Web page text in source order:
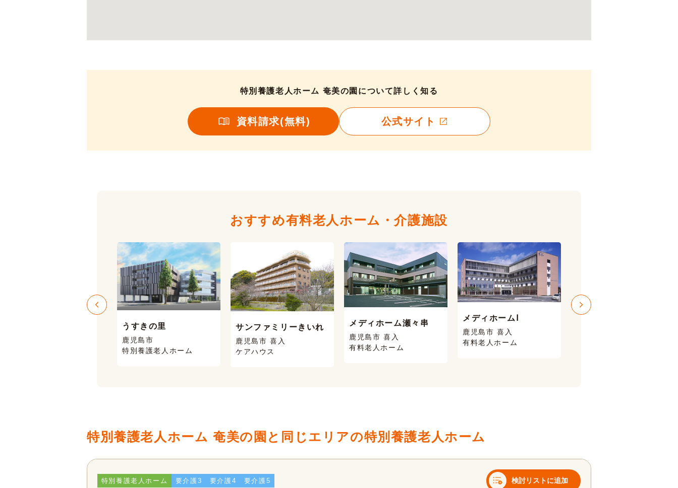
特別養護老人ホーム 奄美の園について詳しく知る
資料請求(無料) 公式サイト
おすすめ有料老人ホーム・介護施設
うすきの里
鹿児島市
特別養護老人ホーム
サンファミリーきいれ
鹿児島市 喜入
ケアハウス
メディホーム瀬々串
鹿児島市 喜入
有料老人ホーム
メディホームⅠ
鹿児島市 喜入
有料老人ホーム
特別養護老人ホーム 奄美の園と同じエリアの特別養護老人ホーム
特別養護老人ホーム 要介護3 要介護4 要介護5 検討リストに追加